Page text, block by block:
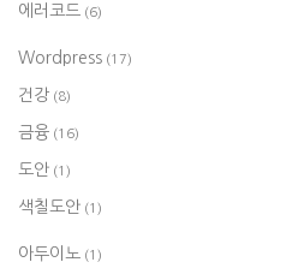
에러코드 (6)
Wordpress (17)
건강 (8)
금융 (16)
도안 (1)
색칠도안 (1)
아두이노 (1)